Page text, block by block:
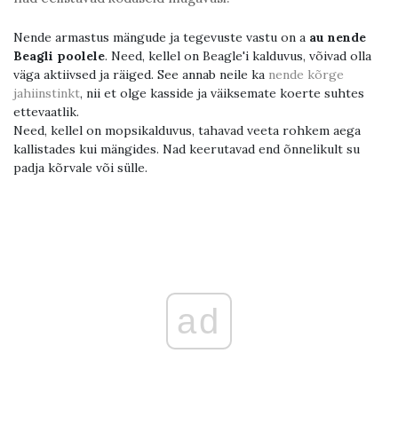
Nende armastus mängude ja tegevuste vastu on a au nende
Beagli poolele. Need, kellel on Beagle'i kalduvus, võivad olla
väga aktiivsed ja räiged. See annab neile ka nende kõrge
jahiinstinkt, nii et olge kasside ja väiksemate koerte suhtes
ettevaatlik.
Need, kellel on mopsikalduvus, tahavad veeta rohkem aega
kallistades kui mängides. Nad keerutavad end õnnelikult su
padja kõrvale või sülle.
ad